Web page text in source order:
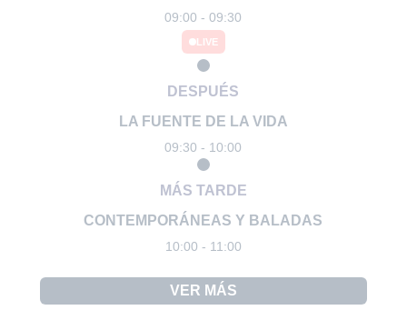
09:00 - 09:30
LIVE
DESPUÉS
LA FUENTE DE LA VIDA
09:30 - 10:00
MÁS TARDE
CONTEMPORÁNEAS Y BALADAS
10:00 - 11:00
VER MÁS